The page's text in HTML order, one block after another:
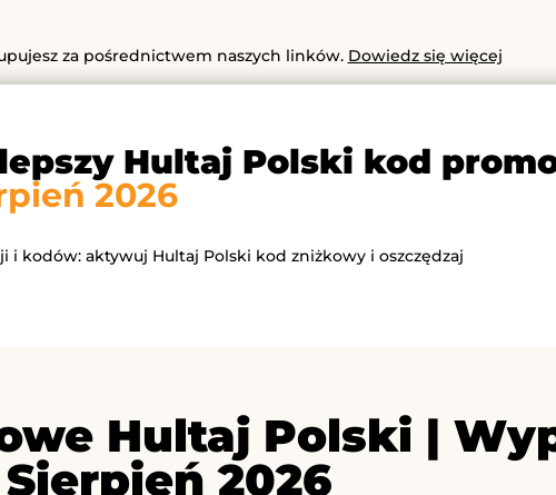
za pośrednictwem naszych linków. Dowiedz się więcej
Hultaj Polski kod
2026
i kodów: aktywuj Hultaj Polski kod zniżkowy i oszczędzaj
Hultaj Polski |
2026